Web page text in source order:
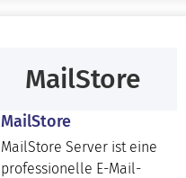
MailStore
MailStore
MailStore Server ist eine
professionelle E-Mail-